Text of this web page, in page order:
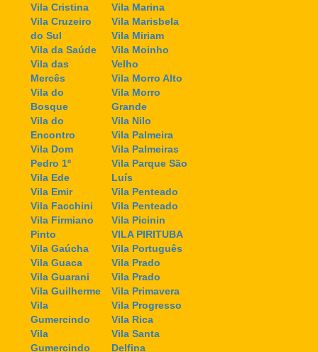
Vila Cristina
Vila Cruzeiro
do Sul
Vila da Saúde
Vila das
Mercês
Vila do
Bosque
Vila do
Encontro
Vila Dom
Pedro 1º
Vila Ede
Vila Emir
Vila Facchini
Vila Firmiano
Pinto
Vila Gaúcha
Vila Guaca
Vila Guarani
Vila Guilherme
Vila
Gumercindo
Vila
Gumercindo
Vila Marina
Vila Marisbela
Vila Miriam
Vila Moinho
Velho
Vila Morro Alto
Vila Morro
Grande
Vila Nilo
Vila Palmeira
Vila Palmeiras
Vila Parque São
Luís
Vila Penteado
Vila Penteado
Vila Picinin
VILA PIRITUBA
Vila Português
Vila Prado
Vila Prado
Vila Primavera
Vila Progresso
Vila Rica
Vila Santa
Delfina